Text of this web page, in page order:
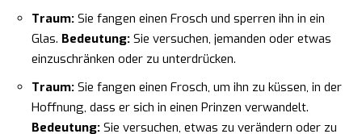
Traum: Sie fangen einen Frosch und sperren ihn in ein
Glas. Bedeutung: Sie versuchen, jemanden oder etwas
einzuschränken oder zu unterdrücken.
Traum: Sie fangen einen Frosch, um ihn zu küssen, in der
Hoffnung, dass er sich in einen Prinzen verwandelt.
Bedeutung: Sie versuchen, etwas zu verändern oder zu